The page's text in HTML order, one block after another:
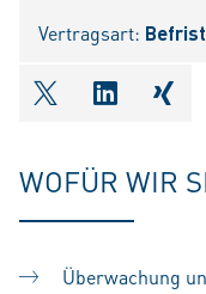
Vertragsart:
shareOntwitter
WOFÜR WIR
Überwachung